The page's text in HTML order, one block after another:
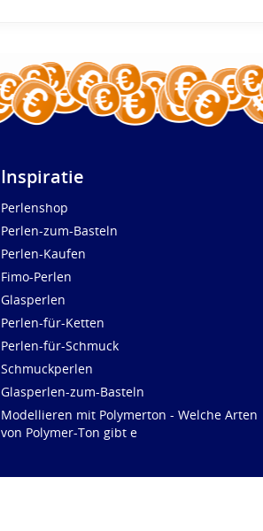
Inspiratie
Perlenshop
Perlen-zum-Basteln
Perlen-Kaufen
Fimo-Perlen
Glasperlen
Perlen-für-Ketten
Perlen-für-Schmuck
Schmuckperlen
Glasperlen-zum-Basteln
Modellieren mit Polymerton - Welche Arten
von Polymer-Ton gibt e